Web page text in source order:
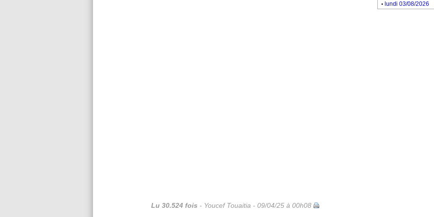
Lu 30.524 fois - Youcef Touaitia - 09/04/25 à 00h08
. lundi 03/08/2026